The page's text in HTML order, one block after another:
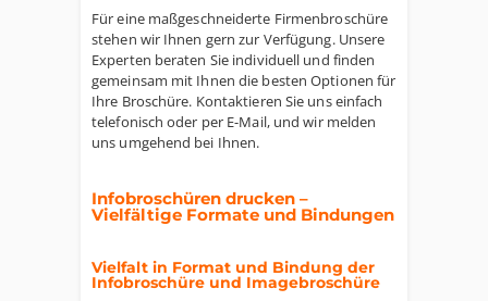
Für eine maßgeschneiderte Firmenbroschüre
stehen wir Ihnen gern zur Verfügung. Unsere
Experten beraten Sie individuell und finden
gemeinsam mit Ihnen die besten Optionen für
Ihre Broschüre. Kontaktieren Sie uns einfach
telefonisch oder per E-Mail, und wir melden
uns umgehend bei Ihnen.
Infobroschüren drucken –
Vielfältige Formate und Bindungen
Vielfalt in Format und Bindung der
Infobroschüre und Imagebroschüre